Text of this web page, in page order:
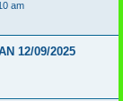
am
12/09/2025